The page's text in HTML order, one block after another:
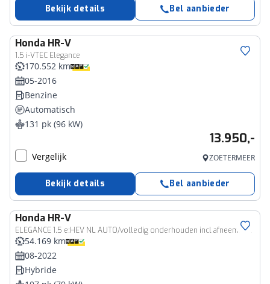
Bekijk details Bel aanbieder
Honda HR-V
1.5 i-VTEC Elegance
170.552 km
05-2016
Benzine
Automatisch
131 pk (96 kW)
13.950,-
Vergelijk ZOETERMEER
Bekijk details Bel aanbieder
Honda HR-V
ELEGANCE 1.5 e:HEV NL AUTO/volledig onderhouden incl afneembaar trekhaak incl aflevering en bovag garantie
54.169 km
08-2022
Hybride